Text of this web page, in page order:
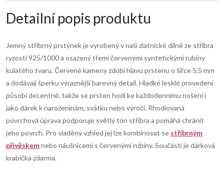
Detailní popis produktu
Jemný stříbrný prstýnek je vyrobený v naší zlatnické dílně ze stříbra
ryzosti 925/1000 a osazený třemi červenými syntetickými rubíny
kulatého tvaru. Červené kameny zdobí hlavu prstenu o šířce 5,5 mm
a dodávají šperku výraznější barevný detail. Hladké lesklé provedení
působí decentně, takže se prsten hodí ke každodennímu nošení i
jako dárek k narozeninám, svátku nebo výročí. Rhodiovaná
povrchová úprava podporuje světlý tón stříbra a pomáhá chránit
jeho povrch. Pro sladěný vzhled jej lze kombinovat se stříbrným
přívěskemnebo náušnicemi s červenými rubíny. Součástí je dárková
krabička zdarma.